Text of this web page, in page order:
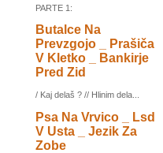
PARTE 1:
Butalce Na
Prevzgojo _ Prašiča
V Kletko _ Bankirje
Pred Zid
/ Kaj delaš ? // Hlinim dela...
Psa Na Vrvico _ Lsd
V Usta _ Jezik Za
Zobe